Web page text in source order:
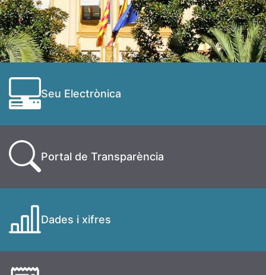
Seu Electrònica
Portal de Transparència
Dades i xifres